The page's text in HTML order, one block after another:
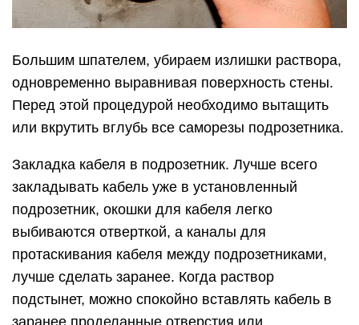
Большим шпателем, убираем излишки раствора,
одновременно выравнивая поверхность стены.
Перед этой процедурой необходимо вытащить
или вкрутить вглубь все саморезы подрозетника.
Закладка кабеля в подрозетник. Лучше всего
закладывать кабель уже в установленный
подрозетник, окошки для кабеля легко
выбиваются отверткой, а каналы для
протаскивания кабеля между подрозетниками,
лучше сделать заранее. Когда раствор
подстынет, можно спокойно вставлять кабель в
заранее проделанные отверстия или